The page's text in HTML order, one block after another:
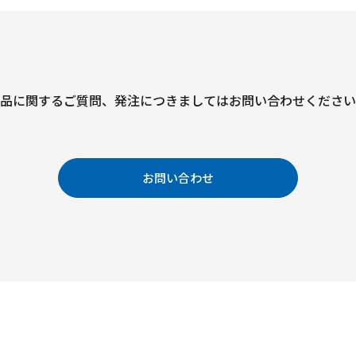
に関するご質問、 発注につきましてはお問い合わせくださ
お問い合わせ